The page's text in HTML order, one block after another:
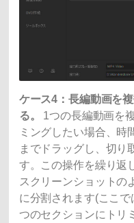
ケース4：長編動画を
る。
1つの長編動画を
ミングしたい場合、時
までドラッグし、切り
す。この操作を繰り返
スクリーンショットの
に分割されます(ここ
つのセクションにトリ